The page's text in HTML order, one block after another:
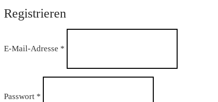
Registrieren
E-Mail-Adresse *
Passwort *